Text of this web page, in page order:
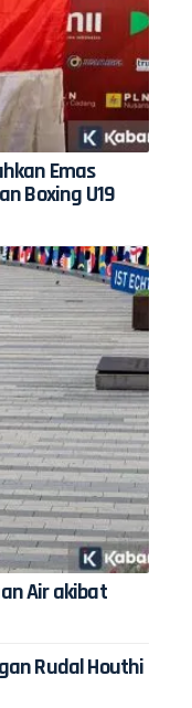
Emas
Boxing U19
Air akibat
Rudal Houthi